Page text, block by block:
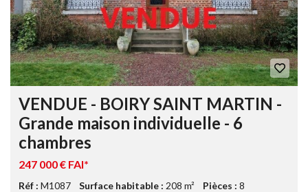
VENDUE - BOIRY SAINT MARTIN -
Grande maison individuelle - 6
chambres
247 000 € FAI*
Réf : M1087 Surface habitable : 208 m² Pièces : 8